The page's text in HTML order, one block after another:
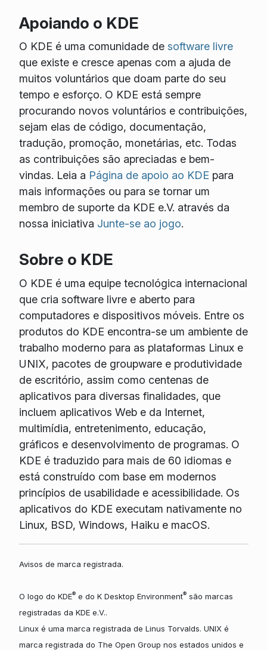
Apoiando o KDE
O KDE é uma comunidade de software livre
que existe e cresce apenas com a ajuda de
muitos voluntários que doam parte do seu
tempo e esforço. O KDE está sempre
procurando novos voluntários e contribuições,
sejam elas de código, documentação,
tradução, promoção, monetárias, etc. Todas
as contribuições são apreciadas e bem-
vindas. Leia a Página de apoio ao KDE para
mais informações ou para se tornar um
membro de suporte da KDE e.V. através da
nossa iniciativa Junte-se ao jogo.
Sobre o KDE
O KDE é uma equipe tecnológica internacional
que cria software livre e aberto para
computadores e dispositivos móveis. Entre os
produtos do KDE encontra-se um ambiente de
trabalho moderno para as plataformas Linux e
UNIX, pacotes de groupware e produtividade
de escritório, assim como centenas de
aplicativos para diversas finalidades, que
incluem aplicativos Web e da Internet,
multimídia, entretenimento, educação,
gráficos e desenvolvimento de programas. O
KDE é traduzido para mais de 60 idiomas e
está construído com base em modernos
princípios de usabilidade e acessibilidade. Os
aplicativos do KDE executam nativamente no
Linux, BSD, Windows, Haiku e macOS.
Avisos de marca registrada.
O logo do KDE®e do K Desktop Environment®são marcas
registradas da KDE e.V..
Linux é uma marca registrada de Linus Torvalds. UNIX é
marca registrada do The Open Group nos estados unidos e